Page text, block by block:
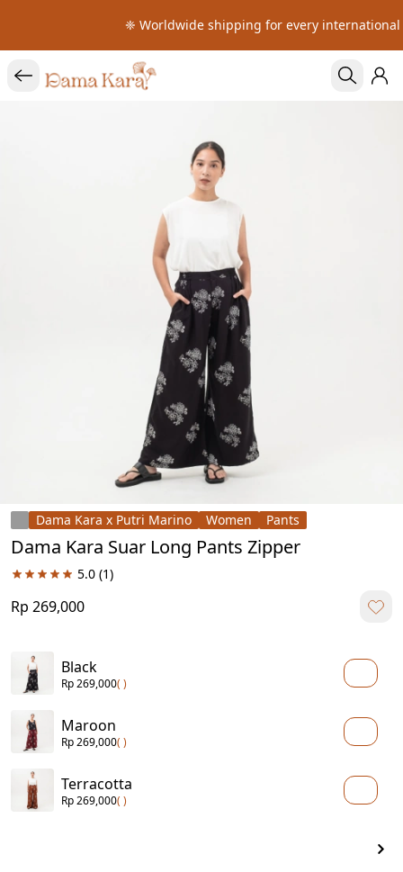
❈ Worldwide shipping for every
Dama Kara x Putri Marino Women Pants
Dama Kara Suar Long Pants Zipper
5.0 (1)
Rp 269,000
Black
Rp 269,000( )
Maroon
Rp 269,000( )
Terracotta
Rp 269,000( )